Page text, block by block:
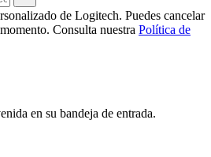
de Logitech. Puedes cancelar
Consulta nuestra Política de
en su bandeja de entrada.